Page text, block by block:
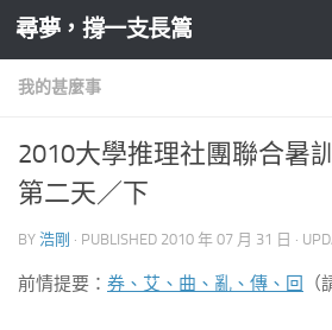
Skip to content
尋夢，撐一支長篙
我的甚麼事
2010大學推理社團聯合暑
第二天／下
BY 浩剛 · PUBLISHED 2010 年 07 月 31 日 ·
前情提要： 券、艾、曲、亂、傳、回